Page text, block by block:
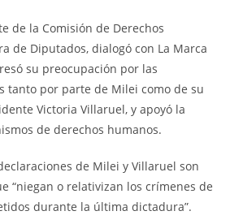
de la Comisión de Derechos
de Diputados, dialogó con La Marca
su preocupación por las
tanto por parte de Milei como de su
Victoria Villaruel, y apoyó la
de derechos humanos.
de Milei y Villaruel son
“niegan o relativizan los crímenes de
durante la última dictadura”.